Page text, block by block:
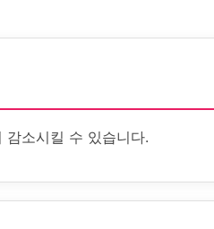
감소시킬 수 있습니다.